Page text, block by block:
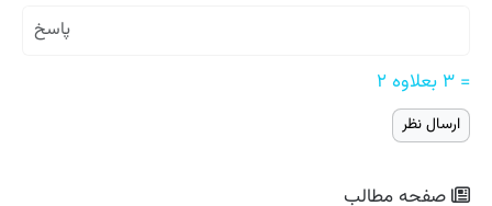
= ۳ بعلاوه ۲
صفحه مطالب